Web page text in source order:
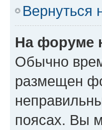
Вернуться
На форуме
Обычно
размещен
поясах. Вы